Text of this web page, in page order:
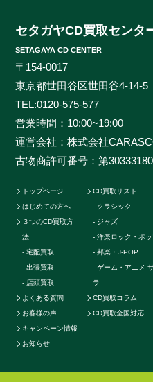
も知らないマイナータイト
めに、各ジャンルに精通し
一つ丁寧に査定を行わせて
データに加えて世界中の最
せ、ただ買い取るだけのサ
確な」査定はどこにも真似
古相場は日々変動していま
トワークだけでなく、ア
の海外ネットワークも強
も高く買取ることが可能
実現することができます
高音質盤か通常盤で全く値
やポップス系CDで帯の形
も値段が変わる場合もあ
様々です。他店より1円で
セタガヤCD買取センタ
SETAGAYA CD CENTER
〒154-0017
東京都世田谷区世田谷4-14-5
TEL:0120-575-577
営業時間：10:00~19:00
運営会社：株式会社
古物商許可番号：第
トップページ
はじめての方へ
３つのCD買取方
法
宅配買取
出張買取
店頭買取
よくある質問
お客様の声
キャンペーン情報
お知らせ
CD買取リスト
クラシック
ジャズ
洋楽ロック・ポッ
邦楽・J-POP
ゲーム・アニメ
ラ
CD買取コラム
CD買取全国対応